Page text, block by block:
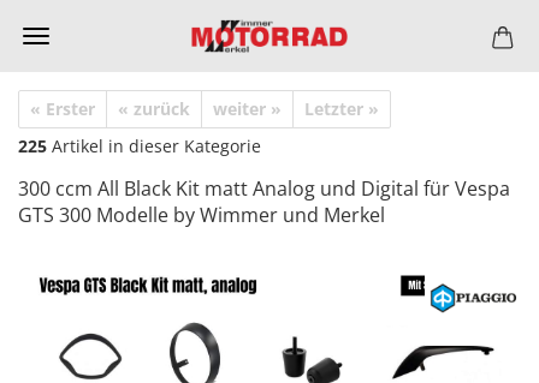
« Erster « zurück weiter »
Letzter »
225 Artikel in dieser Kategorie
300 ccm All Black Kit matt Analog und Digital für Vespa
GTS 300 Modelle by Wimmer und Merkel